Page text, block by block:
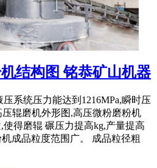
结构图 铭恭矿山机器
系统压力能达到1216MPa,瞬时压
压辊磨机外形图,高压微粉磨粉机
得磨辊 碾压力提高kg,产量提高
成品粒度范围广。 成品粒径粗